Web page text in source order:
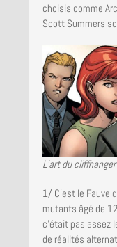
choisis comme
Scott Summers
L’art du
1/ C’est le Fauve
mutants âgé de
c’était pas assez
de réalités